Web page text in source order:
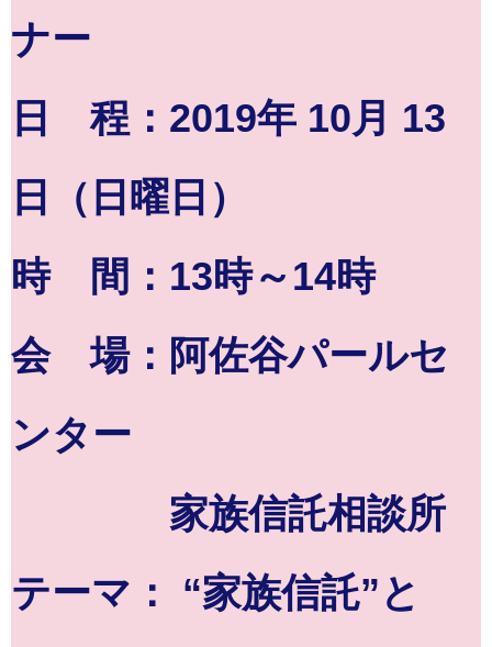
ナー
日 程：2019年 10月 13
日（日曜日）
時 間：13時～14時
会 場：阿佐谷パールセ
ンター
家族信託相談所
テーマ： “家族信託”と